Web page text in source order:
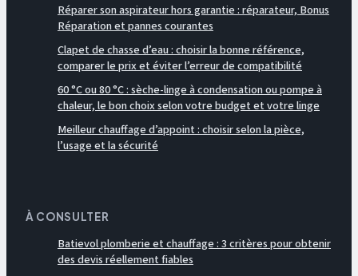
Réparer son aspirateur hors garantie : réparateur, Bonus
Réparation et pannes courantes
Clapet de chasse d’eau : choisir la bonne référence,
comparer le prix et éviter l’erreur de compatibilité
60 °C ou 80 °C : sèche-linge à condensation ou pompe à
chaleur, le bon choix selon votre budget et votre linge
Meilleur chauffage d’appoint : choisir selon la pièce,
l’usage et la sécurité
À CONSULTER
Batievol plomberie et chauffage : 3 critères pour obtenir
des devis réellement fiables